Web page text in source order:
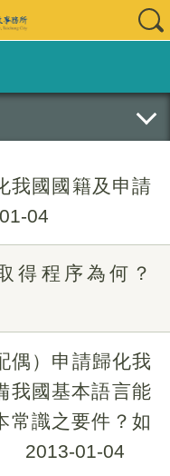
我國國籍及申請
04
得程序為何？
偶）申請歸化我
我國基本語言能
常識之要件？如
2013-01-04